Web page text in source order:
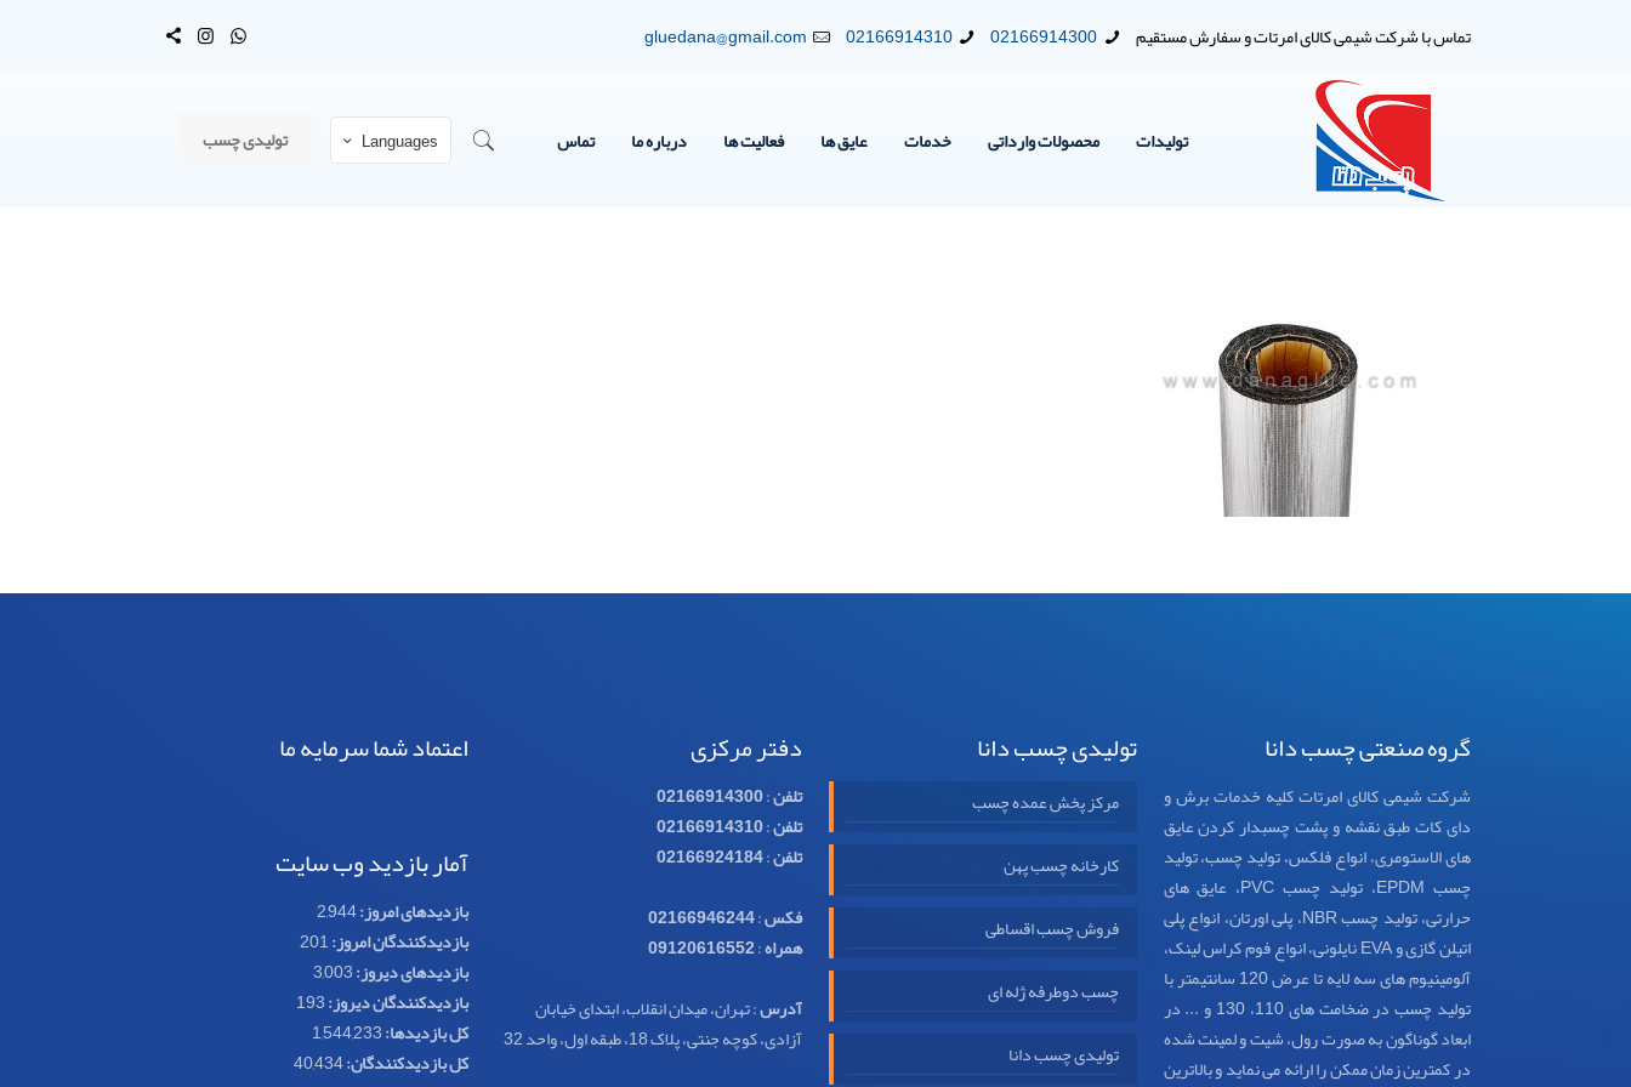
تماس با شرکت شیمی کالای امرتات و سفارش مستقیم 02166914300
02166914310
gluedana@gmail.com
تولیدات محصولات وارداتی خدمات عایق ها فعالیت ها درباره ما تماس Languages تولیدی چسب
گروه صنعتی چسب دانا
شرکت شیمی کالای امرتات کلیه خدمات برش و
دای کات طبق نقشه و پشت چسبدار کردن عایق
های الاستومری، انواع فلکس، تولید چسب، تولید
چسب EPDM، تولید چسب PVC، عایق های
حرارتی، تولید چسب NBR، پلی اورتان، انواع پلی
اتیلن گازی و EVA نایلونی، انواع فوم کراس لینک،
آلومینیوم های سه لایه تا عرض 120 سانتیمتر با
تولید چسب در ضخامت های 110، 130 و ... در
ابعاد گوناگون به صورت رول، شیت و لمینت شده
در کمترین زمان ممکن را ارائه می نماید و بالاترین
تولیدی چسب دانا
مرکز پخش عمده چسب
کارخانه چسب پهن
فروش چسب اقساطی
چسب دوطرفه ژله ای
تولیدی چسب دانا
دفتر مرکزی
تلفن:
02166914300
تلفن:
02166914310
تلفن:
02166924184
فکس:
02166946244
همراه:
09120616552
آدرس: تهران، میدان انقلاب، ابتدای خیابان
آزادی، کوچه جنتی، پلاک 18، طبقه اول، واحد 32
اعتماد شما سرمایه ما
آمار بازدید وب سایت
بازدیدهای امروز:2,944
بازدیدکنندگان امروز:201
بازدیدهای دیروز:3,003
بازدیدکنندگان دیروز:193
کل بازدیدها:1,544,233
کل بازدیدکنند‌گان:40,434